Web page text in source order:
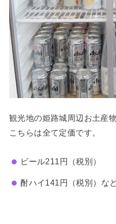
観光地の姫路城周辺お土産
こちらは全て定価です。
ビール211円（税別）
酎ハイ141円（税別）な